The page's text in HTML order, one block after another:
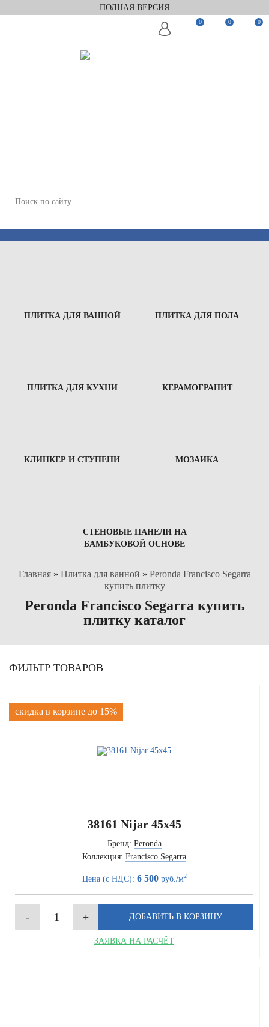
ПОЛНАЯ ВЕРСИЯ
0 0 0
ПЛИТКА ДЛЯ ВАННОЙ ПЛИТКА ДЛЯ ПОЛА
ПЛИТКА ДЛЯ КУХНИ КЕРАМОГРАНИТ
КЛИНКЕР И СТУПЕНИ МОЗАИКА
СТЕНОВЫЕ ПАНЕЛИ НА
БАМБУКОВОЙ ОСНОВЕ
Главная » Плитка для ванной » Peronda Francisco Segarra
купить плитку
Peronda Francisco Segarra купить
плитку каталог
ФИЛЬТР ТОВАРОВ
скидка в корзине до 15%
38161 Nijar 45x45
Бренд: Peronda
Коллекция: Francisco Segarra
Цена (с НДС): 6 500руб./м2
ЗАЯВКА НА РАСЧЁТ